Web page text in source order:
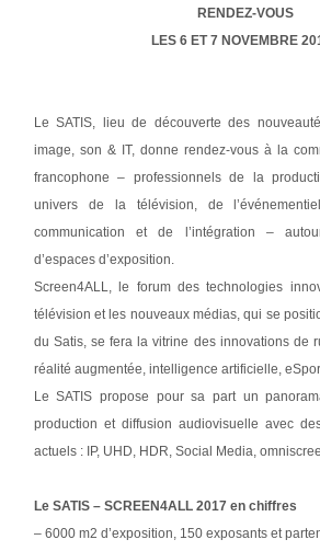
RENDEZ-VOUS
LES 6 ET 7 NOVEMBRE
Le SATIS, lieu de découverte des
image, son & IT, donne rendez-vous à la
francophone – professionnels de la
univers de la télévision, de
communication et de l’intégration –
d’espaces d’exposition.
Screen4ALL, le forum des technologies
télévision et les nouveaux médias, qui se
du Satis, se fera la vitrine des innovations de
réalité augmentée, intelligence artificielle,
Le SATIS propose pour sa part un
production et diffusion audiovisuelle avec
actuels : IP, UHD, HDR, Social Media,
Le SATIS – SCREEN4ALL 2017 en chiffres
– 6000 m2 d’exposition, 150 exposants et